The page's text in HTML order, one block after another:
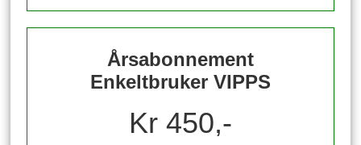
Årsabonnement
Enkeltbruker VIPPS
Kr 450,-